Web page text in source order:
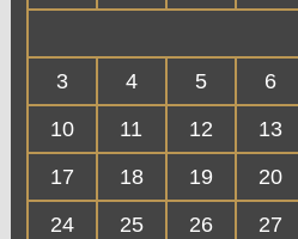
3
4 5 6
10
11 12 13
17
18 19 20
24
25 26 27